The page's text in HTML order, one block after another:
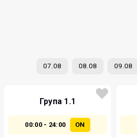
07.08 08.08 09.08
Група 1.1
00:00 - 24:00 ON